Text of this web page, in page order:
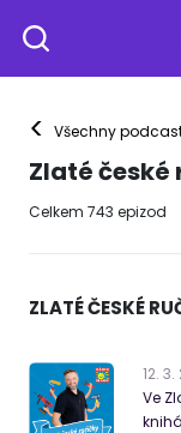
< Všechny
Zlaté české
Celkem 743 epizod
ZLATÉ ČESKÉ
12. 3.
Ve